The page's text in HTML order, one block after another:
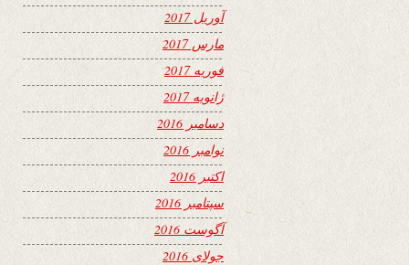
آوریل 2017
مارس 2017
فوریه 2017
ژانویه 2017
دسامبر 2016
نوامبر 2016
اکتبر 2016
سپتامبر 2016
آگوست 2016
جولای 2016